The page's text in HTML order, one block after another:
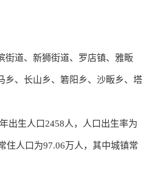
街道、​新狮街道、​罗店镇、​雅畈
乡、​长山乡、​箬阳乡、​沙畈乡、​塔
出生人口2458人，人口出生率为
人口为97.06万人，其中城镇常